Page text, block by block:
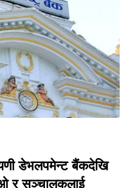
डेभलपमेन्ट बैंकदेखि
र सञ्चालकलाई